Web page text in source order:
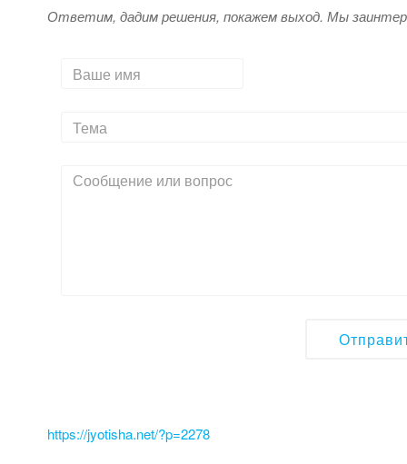
Ответим, дадим решения, покажем выход. Мы
https://jyotisha.net/?p=2278